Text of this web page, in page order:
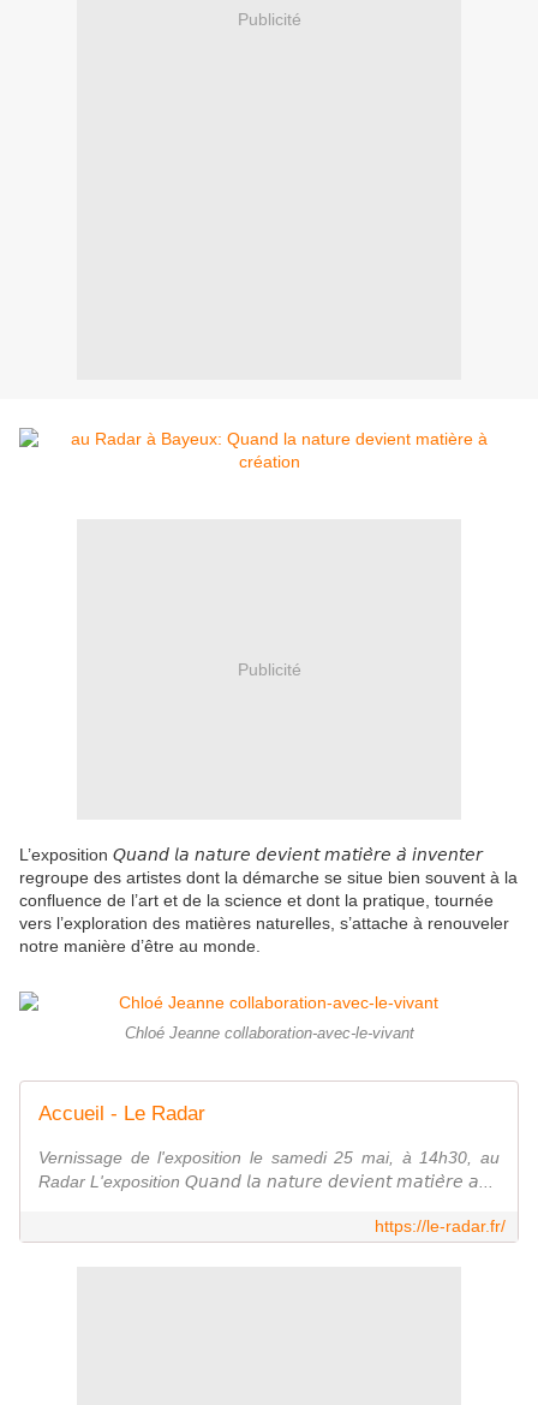
Publicité
Publicité
L’exposition 𝘘𝘶𝘢𝘯𝘥 𝘭𝘢 𝘯𝘢𝘵𝘶𝘳𝘦 𝘥𝘦𝘷𝘪𝘦𝘯𝘵 𝘮𝘢𝘵𝘪𝘦̀𝘳𝘦 𝘢̀ 𝘪𝘯𝘷𝘦𝘯𝘵𝘦𝘳
regroupe des artistes dont la démarche se situe bien souvent à la
confluence de l’art et de la science et dont la pratique, tournée
vers l’exploration des matières naturelles, s’attache à renouveler
notre manière d’être au monde.
Chloé Jeanne collaboration-avec-le-vivant
Accueil - Le Radar
Vernissage de l'exposition le samedi 25 mai, à 14h30, au
Radar L'exposition 𝘘𝘶𝘢𝘯𝘥 𝘭𝘢 𝘯𝘢𝘵𝘶𝘳𝘦 𝘥𝘦𝘷𝘪𝘦𝘯𝘵 𝘮𝘢𝘵𝘪𝘦̀𝘳𝘦 𝘢...
https://le-radar.fr/